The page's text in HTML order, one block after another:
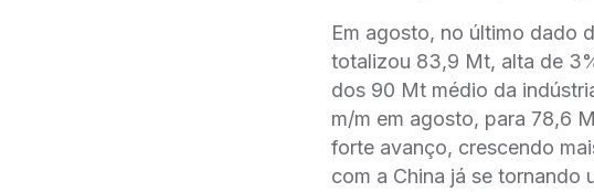
Em agosto, no último dado
totalizou 83,9 Mt, alta de
dos 90 Mt médio da
m/m em agosto, para 78,6
forte avanço, crescendo
com a China já se tornando